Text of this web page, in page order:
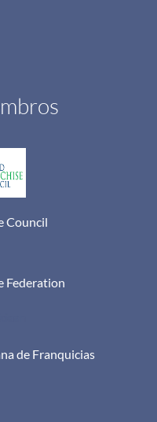
Council
Federation
de Franquicias